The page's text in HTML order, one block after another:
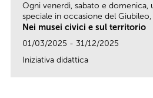
Ogni venerdì, sabato e domenica,
speciale in occasione del Giubileo,
Nei musei civici e sul territorio
01/03/2025 - 31/12/2025
Iniziativa didattica